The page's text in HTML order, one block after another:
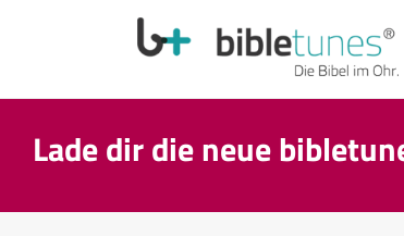
Lade dir die neue